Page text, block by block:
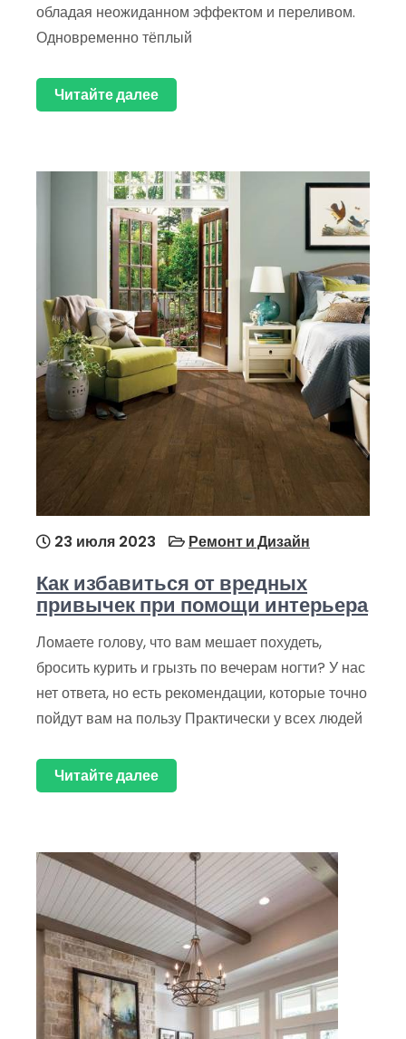
обладая неожиданном эффектом и переливом.
Одновременно тёплый
Читайте далее
23 июля 2023 Ремонт и Дизайн
Как избавиться от вредных
привычек при помощи интерьера
Ломаете голову, что вам мешает похудеть,
бросить курить и грызть по вечерам ногти? У нас
нет ответа, но есть рекомендации, которые точно
пойдут вам на пользу Практически у всех людей
Читайте далее